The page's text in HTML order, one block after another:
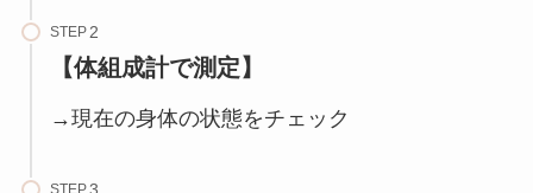
STEP
【体組成計で測定】
→現在の身体の状態をチェック
STEP